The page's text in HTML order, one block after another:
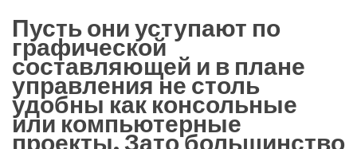
Пусть они уступают по
графической
составляющей и в плане
управления не столь
удобны как консольные
или компьютерные